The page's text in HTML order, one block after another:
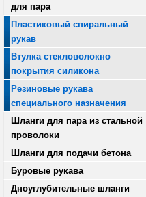
для пара
Пластиковый спиральный
рукав
Втулка стекловолокно
покрытия силикона
Резиновые рукава
специального назначения
Шланги для пара из стальной
проволоки
Шланги для подачи бетона
Буровые рукава
Дноуглубительные шланги